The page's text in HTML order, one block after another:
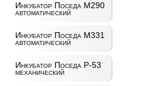
Инкубатор Поседа М290
автоматический
Инкубатор Поседа М331
автоматический
Инкубатор Поседа Р-53
механический